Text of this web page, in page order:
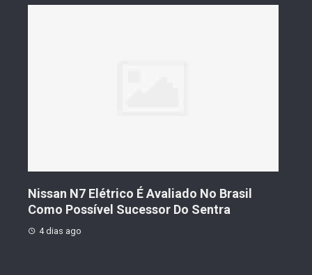
Nissan N7 Elétrico É Avaliado No Brasil
Como Possível Sucessor Do Sentra
4 dias ago